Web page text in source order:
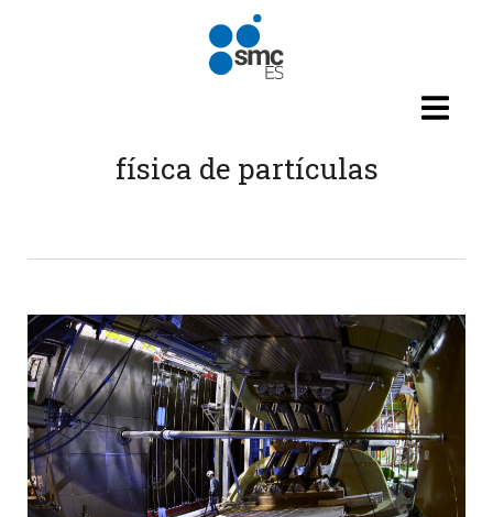
Pasar al contenido principal
física de partículas